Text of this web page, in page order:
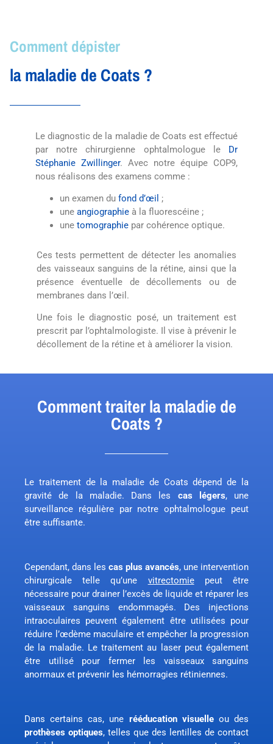
Comment dépister
la maladie de Coats ?
Le diagnostic de la maladie de Coats est effectué
par notre chirurgienne ophtalmologue le Dr
Stéphanie Zwillinger. Avec notre équipe COP9,
nous réalisons des examens comme :
un examen du fond d’œil ;
une angiographie à la fluorescéine ;
une tomographiepar cohérence optique.
Ces tests permettent de détecter les anomalies
des vaisseaux sanguins de la rétine, ainsi que la
présence éventuelle de décollements ou de
membranes dans l’œil.
Une fois le diagnostic posé, un traitement est
prescrit par l’ophtalmologiste. Il vise à prévenir le
décollement de la rétine et à améliorer la vision.
Comment traiter la maladie de
Coats ?
Le traitement de la maladie de Coats dépend de la
gravité de la maladie. Dans les cas légers, une
surveillance régulière par notre ophtalmologue peut
être suffisante.
Cependant, dans les cas plus avancés, une intervention
chirurgicale telle qu’une vitrectomiepeut être
nécessaire pour drainer l’excès de liquide et réparer les
vaisseaux sanguins endommagés. Des injections
intraoculaires peuvent également être utilisées pour
réduire l’œdème maculaire et empêcher la progression
de la maladie. Le traitement au laser peut également
être utilisé pour fermer les vaisseaux sanguins
anormaux et prévenir les hémorragies rétiniennes.
Dans certains cas, une rééducation visuelleou des
prothèses optiques, telles que des lentilles de contact